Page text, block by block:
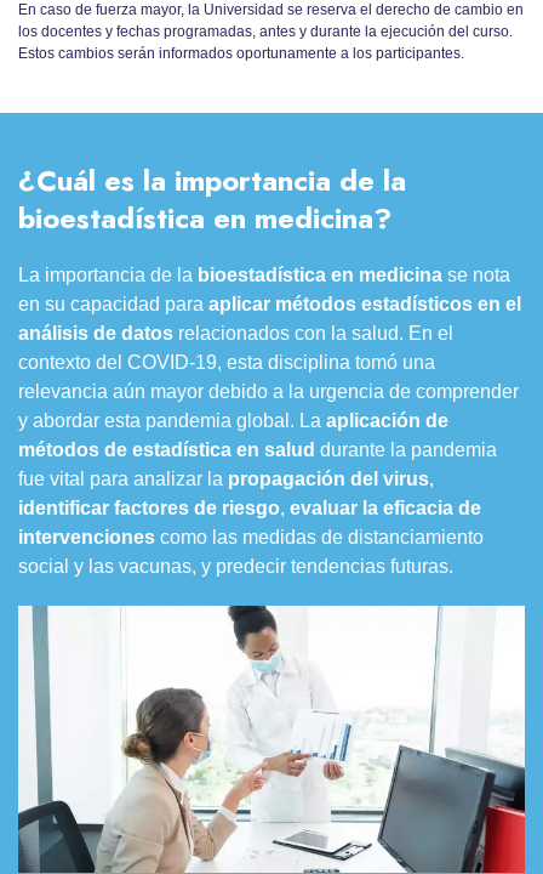
En caso de fuerza mayor, la Universidad se reserva el derecho de cambio en
los docentes y fechas programadas, antes y durante la ejecución del curso.
Estos cambios serán informados oportunamente a los participantes.
¿Cuál es la importancia de la
bioestadística en medicina?
La importancia de la bioestadística en medicina se nota
en su capacidad para aplicar métodos estadísticos en el
análisis de datos relacionados con la salud. En el
contexto del COVID-19, esta disciplina tomó una
relevancia aún mayor debido a la urgencia de comprender
y abordar esta pandemia global. La aplicación de
métodos de estadística en salud durante la pandemia
fue vital para analizar la propagación del virus,
identificar factores de riesgo, evaluar la eficacia de
intervenciones como las medidas de distanciamiento
social y las vacunas, y predecir tendencias futuras.